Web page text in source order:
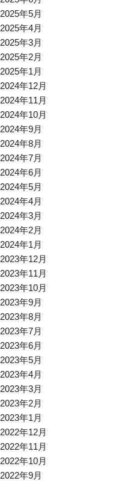
2025年5月
2025年4月
2025年3月
2025年2月
2025年1月
2024年12月
2024年11月
2024年10月
2024年9月
2024年8月
2024年7月
2024年6月
2024年5月
2024年4月
2024年3月
2024年2月
2024年1月
2023年12月
2023年11月
2023年10月
2023年9月
2023年8月
2023年7月
2023年6月
2023年5月
2023年4月
2023年3月
2023年2月
2023年1月
2022年12月
2022年11月
2022年10月
2022年9月